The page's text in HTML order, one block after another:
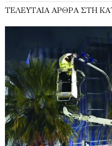
ΤΕΛΕΥΤΑΊΑ ΆΡΘΡΑ ΣΤΗ